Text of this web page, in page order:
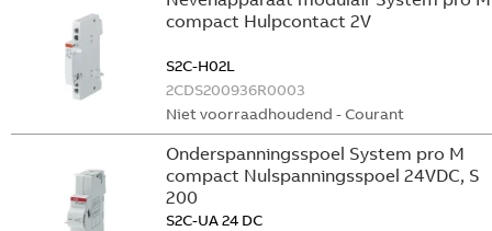
compact Hulpcontact 2V
S2C-H02L
2CDS200936R0003
Niet voorraadhoudend - Courant
Onderspanningsspoel System pro M
compact Nulspanningsspoel 24VDC, S
200
S2C-UA 24 DC